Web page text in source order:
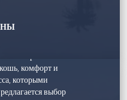
Al Khaimah
побережье Рас-
комфорт и
которыми
выбор